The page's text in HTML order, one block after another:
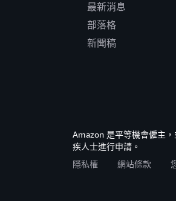
最新消息
部落格
新聞稿
Amazon 是平等機會僱主
疾人士進行申請。
隱私權
網站條款